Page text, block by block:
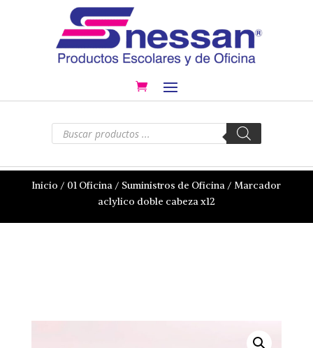
Búsqueda
productos
Inicio / 01 Oficina / Suministros de Oficina / Marcador
aclylico doble cabeza x12